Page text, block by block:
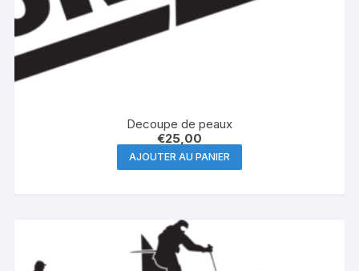
Decoupe de peaux
€25,00
AJOUTER AU PANIER